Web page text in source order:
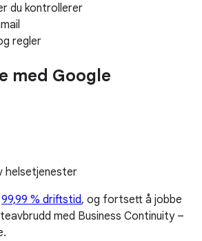
du kontrollerer
regler
med Google
helsetjenester
99,99 % driftstid, og fortsett å jobbe
med Business Continuity –